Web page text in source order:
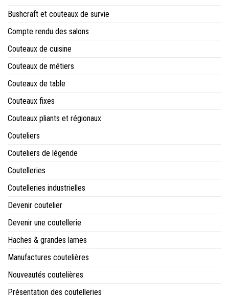
Bushcraft et couteaux de survie
Compte rendu des salons
Couteaux de cuisine
Couteaux de métiers
Couteaux de table
Couteaux fixes
Couteaux pliants et régionaux
Couteliers
Couteliers de légende
Coutelleries
Coutelleries industrielles
Devenir coutelier
Devenir une coutellerie
Haches & grandes lames
Manufactures coutelières
Nouveautés coutelières
Présentation des coutelleries